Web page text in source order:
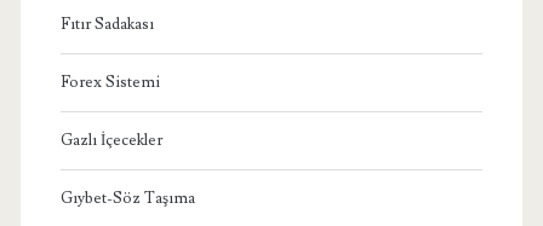
Fıtır Sadakası
Forex Sistemi
Gazlı İçecekler
Gıybet-Söz Taşıma